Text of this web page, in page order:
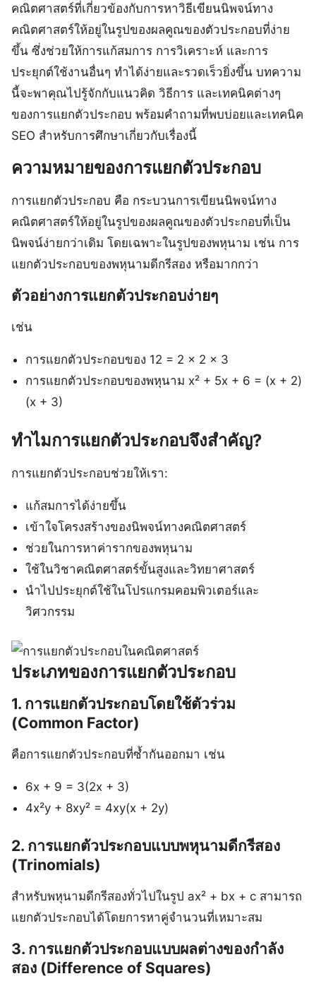
คณิตศาสตร์ที่เกี่ยวข้องกับการหาวิธีเขียนนิพจน์ทาง
คณิตศาสตร์ให้อยู่ในรูปของผลคูณของตัวประกอบที่ง่าย
ขึ้น ซึ่งช่วยให้การแก้สมการ การวิเคราะห์ และการ
ประยุกต์ใช้งานอื่นๆ ทำได้ง่ายและรวดเร็วยิ่งขึ้น บทความ
นี้จะพาคุณไปรู้จักกับแนวคิด วิธีการ และเทคนิคต่างๆ
ของการแยกตัวประกอบ พร้อมคำถามที่พบบ่อยและเทคนิค
SEO สำหรับการศึกษาเกี่ยวกับเรื่องนี้
ความหมายของการแยกตัวประกอบ
การแยกตัวประกอบ คือ กระบวนการเขียนนิพจน์ทาง
คณิตศาสตร์ให้อยู่ในรูปของผลคูณของตัวประกอบที่เป็น
นิพจน์ง่ายกว่าเดิม โดยเฉพาะในรูปของพหุนาม เช่น การ
แยกตัวประกอบของพหุนามดีกรีสอง หรือมากกว่า
ตัวอย่างการแยกตัวประกอบง่ายๆ
เช่น
การแยกตัวประกอบของ 12 = 2 × 2 × 3
การแยกตัวประกอบของพหุนาม x² + 5x + 6 = (x + 2)
(x + 3)
ทำไมการแยกตัวประกอบจึงสำคัญ?
การแยกตัวประกอบช่วยให้เรา:
แก้สมการได้ง่ายขึ้น
เข้าใจโครงสร้างของนิพจน์ทางคณิตศาสตร์
ช่วยในการหาค่ารากของพหุนาม
ใช้ในวิชาคณิตศาสตร์ขั้นสูงและวิทยาศาสตร์
นำไปประยุกต์ใช้ในโปรแกรมคอมพิวเตอร์และ
วิศวกรรม
ประเภทของการแยกตัวประกอบ
1. การแยกตัวประกอบโดยใช้ตัวร่วม
(Common Factor)
คือการแยกตัวประกอบที่ซ้ำกันออกมา เช่น
6x + 9 = 3(2x + 3)
4x²y + 8xy² = 4xy(x + 2y)
2. การแยกตัวประกอบแบบพหุนามดีกรีสอง
(Trinomials)
สำหรับพหุนามดีกรีสองทั่วไปในรูป ax² + bx + c สามารถ
แยกตัวประกอบได้โดยการหาคู่จำนวนที่เหมาะสม
3. การแยกตัวประกอบแบบผลต่างของกำลัง
สอง (Difference of Squares)